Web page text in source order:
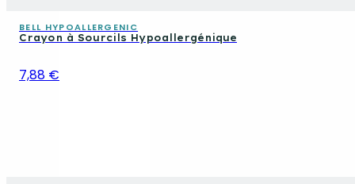
BELL HYPOALLERGENIC
Crayon à Sourcils Hypoallergénique
7,88 €